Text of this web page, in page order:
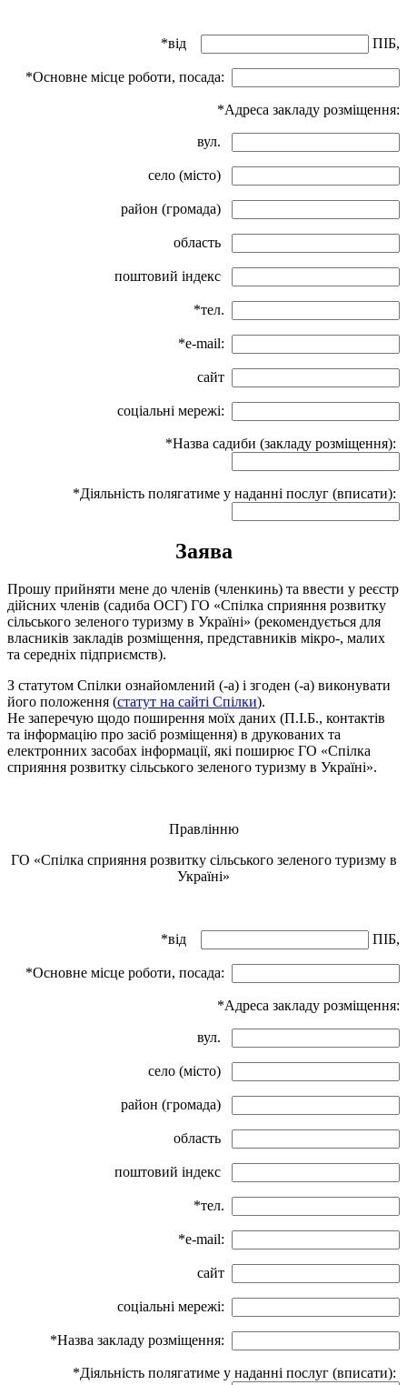
*від ПІБ,
*Основне місце роботи, посада:
*Адреса закладу розміщення:
вул.
село (місто)
район (громада)
область
поштовий індекс
*тел.
*e-mail:
сайт
соціальні мережі:
*Назва садиби (закладу розміщення):
*Діяльність полягатиме у наданні послуг (вписати):
Заява
Прошу прийняти мене до членів (членкинь) та ввести у реєстр
дійсних членів (садиба ОСГ) ГО «Спілка сприяння розвитку
сільського зеленого туризму в Україні» (рекомендується для
власників закладів розміщення, представників мікро-, малих
та середніх підприємств).
З статутом Спілки ознайомлений (-а) і згоден (-а) виконувати
його положення (статут на сайті Спілки).
Не заперечую щодо поширення моїх даних (П.І.Б., контактів
та інформацію про засіб розміщення) в друкованих та
електронних засобах інформації, які поширює ГО «Спілка
сприяння розвитку сільського зеленого туризму в Україні».
Правлінню
ГО «Спілка сприяння розвитку сільського зеленого туризму в
Україні»
*від ПІБ,
*Основне місце роботи, посада:
*Адреса закладу розміщення:
вул.
село (місто)
район (громада)
область
поштовий індекс
*тел.
*e-mail:
сайт
соціальні мережі:
*Назва закладу розміщення:
*Діяльність полягатиме у наданні послуг (вписати):